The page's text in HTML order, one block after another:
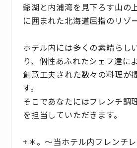
爺湖と内浦湾を見下ろす山の
に囲まれた北海道屈指のリゾ
ホテル内には多くの素晴らし
り、個性あふれたシェフ達に
創意工夫された数々の料理が
す。
そこであなたにはフレンチ調
を担当していただきます。
+＊。～当ホテル内フレンチ